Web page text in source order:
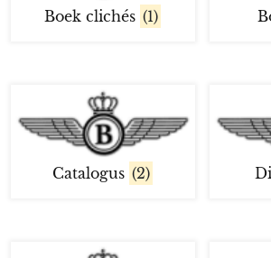
Boek clichés (1)
Catalogus (2)